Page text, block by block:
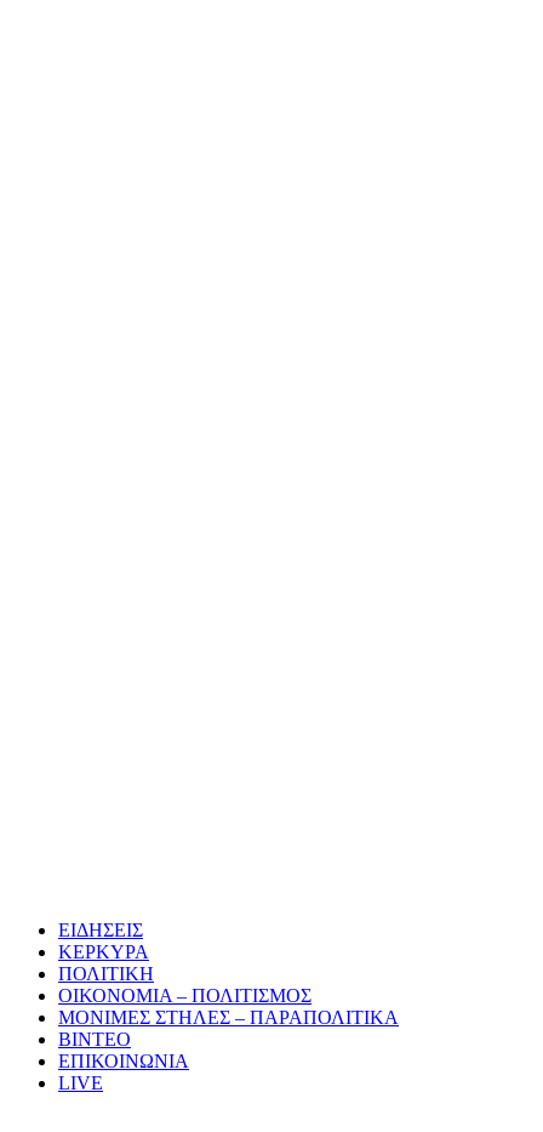
ΕΙΔΗΣΕΙΣ
ΚΕΡΚΥΡΑ
ΠΟΛΙΤΙΚΗ
ΟΙΚΟΝΟΜΙΑ – ΠΟΛΙΤΙΣΜΟΣ
ΜΟΝΙΜΕΣ ΣΤΗΛΕΣ – ΠΑΡΑΠΟΛΙΤΙΚΑ
ΒΙΝΤΕΟ
ΕΠΙΚΟΙΝΩΝΙΑ
LIVE